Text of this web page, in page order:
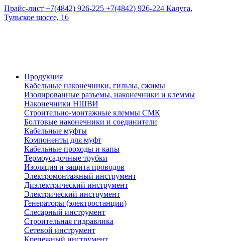
Прайс-лист +7(4842) 926-225 +7(4842) 926-224 Калуга,
Тульское шоссе, 16
Продукция
Кабельные наконечники, гильзы, сжимы
Изолированные разъемы, наконечники и клеммы
Наконечники НШВИ
Строительно-монтажные клеммы СМК
Болтовые наконечники и соединители
Кабельные муфты
Компоненты для муфт
Кабельные проходы и капы
Термоусадочные трубки
Изоляция и защита проводов
Электромонтажный инструмент
Диэлектрический инструмент
Электрический инструмент
Генераторы (электростанции)
Слесарный инструмент
Строительная гидравлика
Сетевой инструмент
Крепежный инструмент